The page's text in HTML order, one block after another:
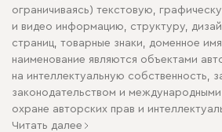
ограничиваясь) текстовую,
и видео информацию, структуру,
страниц, товарные знаки, доменное
наименование являются объектами
на интеллектуальную собственность,
законодательством и
охране авторских прав и
Читать далее